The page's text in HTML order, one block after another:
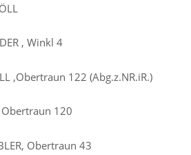
, Winkl 4
,Obertraun 122 (Abg.z.NR.iR.)
120
Obertraun 43